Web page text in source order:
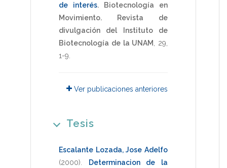
de interés.
Biotecnología en
Movimiento. Revista de
divulgación del Instituto de
Biotecnología de la UNAM
29
1-9
Ver publicaciones anteriores
Tesis
Escalante Lozada, Jose Adelfo
(2000)
Determinacion de la